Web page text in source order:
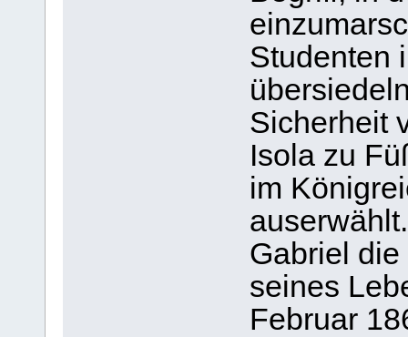
Studenten
Sicherheit
Isola zu
im
Gabriel
seines
Februar